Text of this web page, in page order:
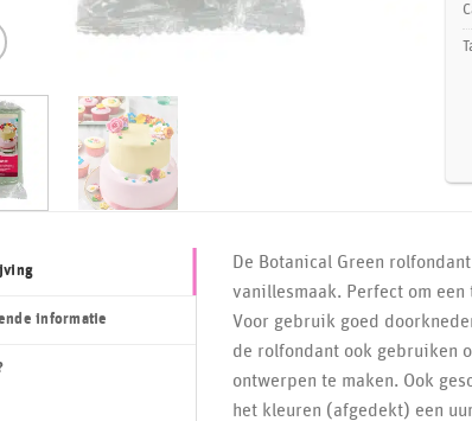
informatie
De Botanical Green
vanillesmaak. Perfect om
Voor gebruik goed
de rolfondant ook gebruiken
ontwerpen te maken. Ook
het kleuren (afgedekt) een